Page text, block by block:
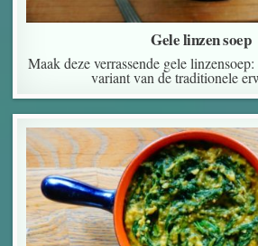
Gele linzen soep
Maak deze verrassende gele
variant van de traditionele